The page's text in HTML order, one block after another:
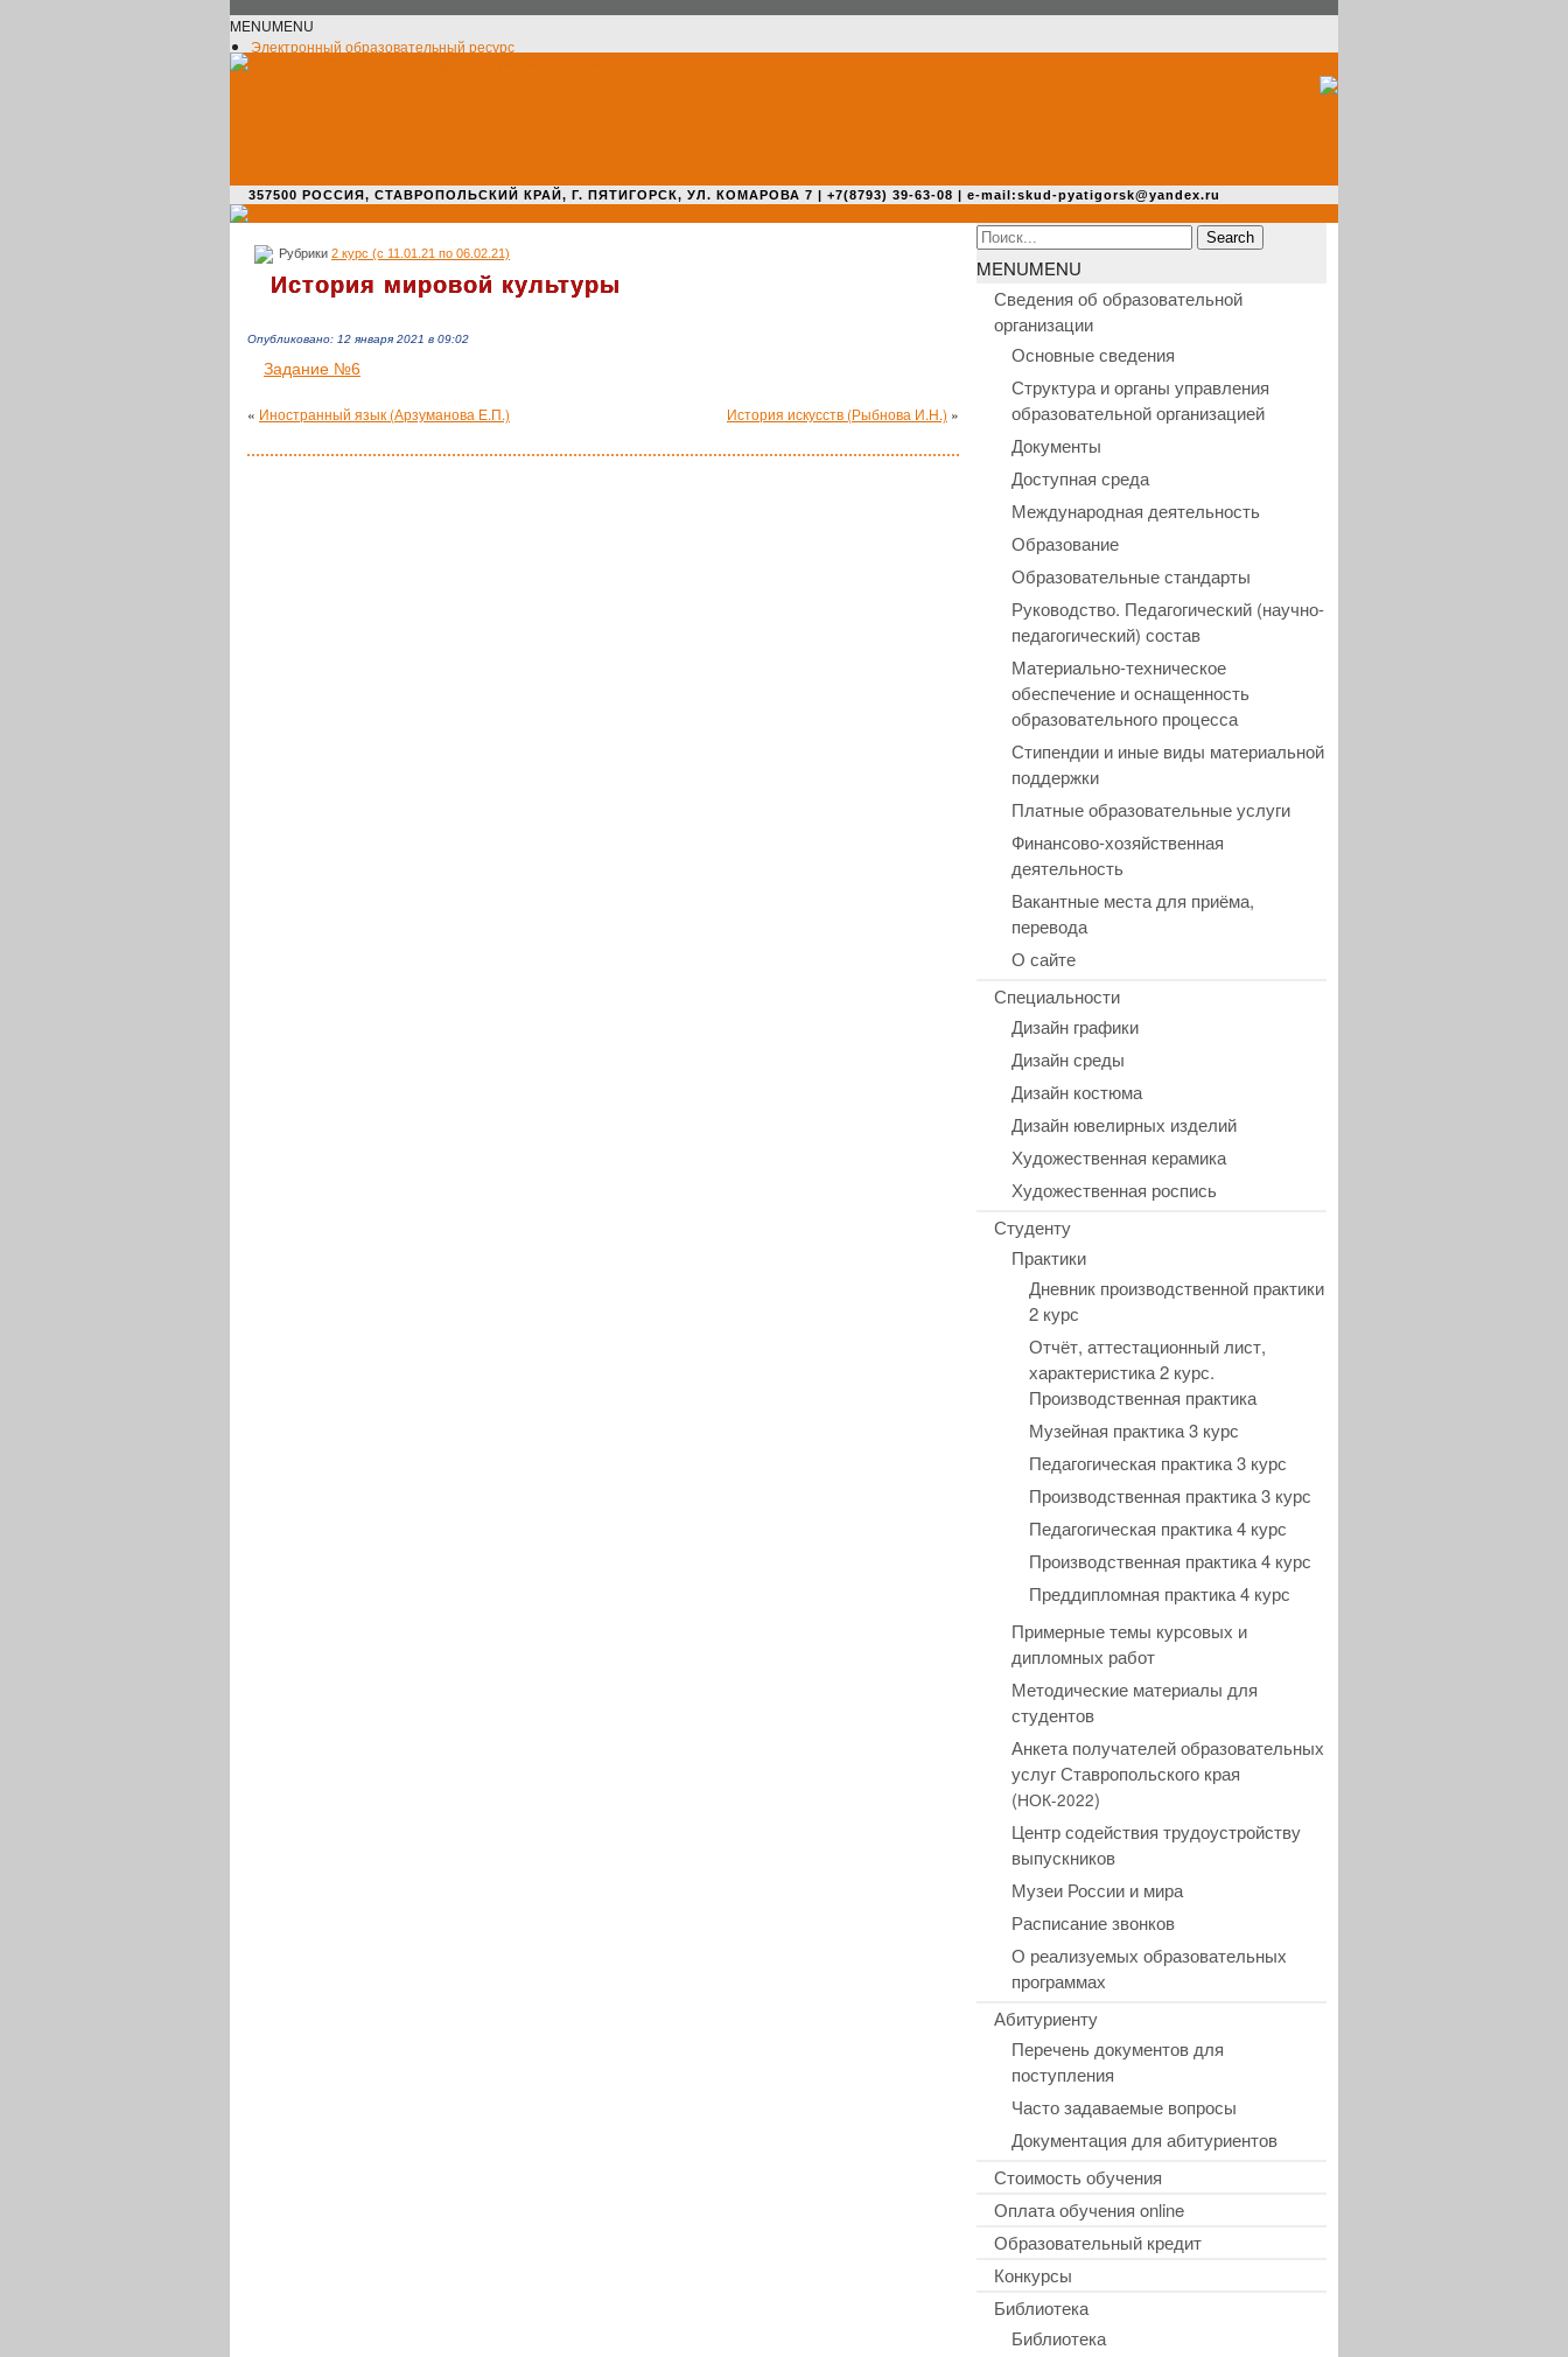
MENUMENU
Электронный образовательный ресурс
357500 РОССИЯ, СТАВРОПОЛЬСКИЙ КРАЙ, Г. ПЯТИГОРСК, УЛ. КОМАРОВА 7 | +7(8793) 39-63-08 | e-mail:skud-pyatigorsk@yandex.ru
Рубрики 2 курс (с 11.01.21 по 06.02.21)
История мировой культуры
Опубликовано: 12 января 2021 в 09:02
Задание №6
« Иностранный язык (Арзуманова Е.П.) История искусств (Рыбнова И.Н.) »
Search
for:
MENUMENU
Сведения об образовательной
организации
Основные сведения
Структура и органы управления
образовательной организацией
Документы
Доступная среда
Международная деятельность
Образование
Образовательные стандарты
Руководство. Педагогический (научно-
педагогический) состав
Материально-техническое
обеспечение и оснащенность
образовательного процесса
Стипендии и иные виды материальной
поддержки
Платные образовательные услуги
Финансово-хозяйственная
деятельность
Вакантные места для приёма,
перевода
О сайте
Специальности
Дизайн графики
Дизайн среды
Дизайн костюма
Дизайн ювелирных изделий
Художественная керамика
Художественная роспись
Студенту
Практики
Дневник производственной практики
2 курс
Отчёт, аттестационный лист,
характеристика 2 курс.
Производственная практика
Музейная практика 3 курс
Педагогическая практика 3 курс
Производственная практика 3 курс
Педагогическая практика 4 курс
Производственная практика 4 курс
Преддипломная практика 4 курс
Примерные темы курсовых и
дипломных работ
Методические материалы для
студентов
Анкета получателей образовательных
услуг Ставропольского края
(НОК-2022)
Центр содействия трудоустройству
выпускников
Музеи России и мира
Расписание звонков
О реализуемых образовательных
программах
Абитуриенту
Перечень документов для
поступления
Часто задаваемые вопросы
Документация для абитуриентов
Стоимость обучения
Оплата обучения online
Образовательный кредит
Конкурсы
Библиотека
Библиотека